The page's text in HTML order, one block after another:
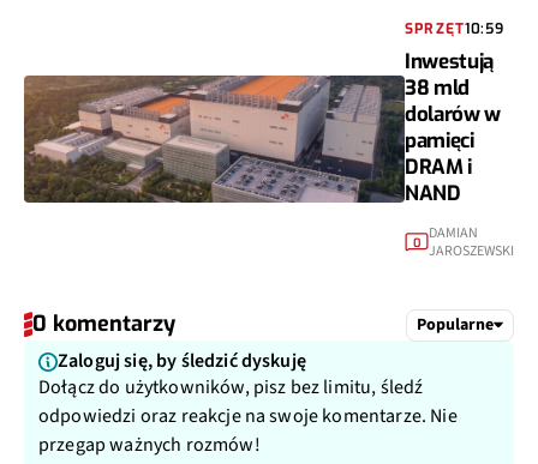
SPRZĘT10:59
Inwestują
38 mld
dolarów w
pamięci
DRAM i
NAND
0
DAMIAN
JAROSZEWSKI
0 komentarzy Popularne
Zaloguj się, by śledzić dyskuję
Dołącz do użytkowników, pisz bez limitu, śledź
odpowiedzi oraz reakcje na swoje komentarze. Nie
przegap ważnych rozmów!